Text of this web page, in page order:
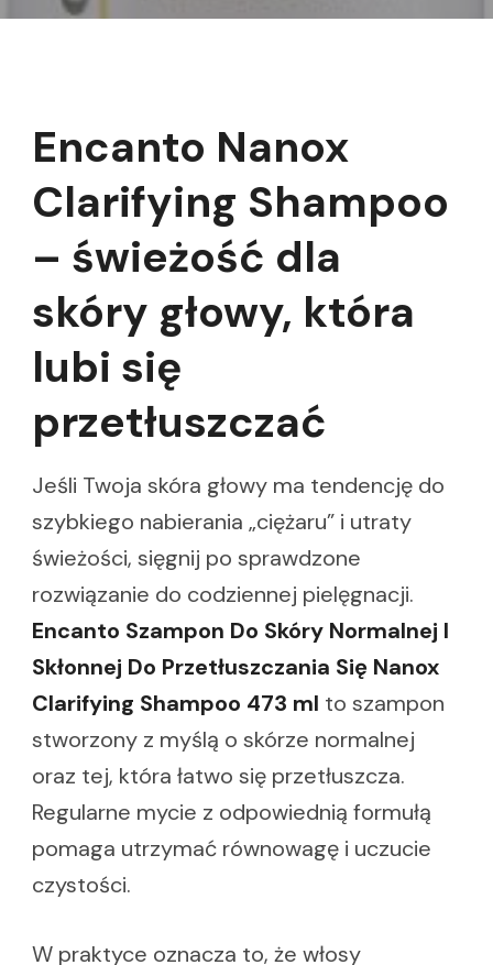
Encanto Nanox
Clarifying Shampoo
– świeżość dla
skóry głowy, która
lubi się
przetłuszczać
Jeśli Twoja skóra głowy ma tendencję do
szybkiego nabierania „ciężaru” i utraty
świeżości, sięgnij po sprawdzone
rozwiązanie do codziennej pielęgnacji.
Encanto Szampon Do Skóry Normalnej I
Skłonnej Do Przetłuszczania Się Nanox
Clarifying Shampoo 473 ml to szampon
stworzony z myślą o skórze normalnej
oraz tej, która łatwo się przetłuszcza.
Regularne mycie z odpowiednią formułą
pomaga utrzymać równowagę i uczucie
czystości.
W praktyce oznacza to, że włosy